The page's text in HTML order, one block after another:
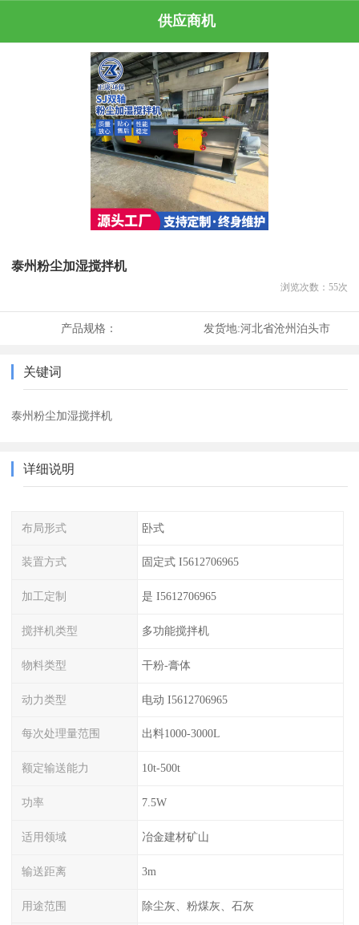
供应商机
泰州粉尘加湿搅拌机
浏览次数： 55次
产品规格： 发货地:河北省沧州泊头市
关键词
泰州粉尘加湿搅拌机
详细说明
布局形式 卧式
装置方式 固定式 I5612706965
加工定制 是 I5612706965
搅拌机类型 多功能搅拌机
物料类型 干粉-膏体
动力类型 电动 I5612706965
每次处理量范围 出料1000-3000L
额定输送能力 10t-500t
功率 7.5W
适用领域 冶金建材矿山
输送距离 3m
用途范围 除尘灰、粉煤灰、石灰